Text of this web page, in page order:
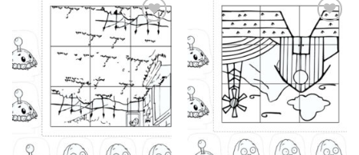
Adicionar
aos
meus
desejos
Adicionar
aos
meus
desejos